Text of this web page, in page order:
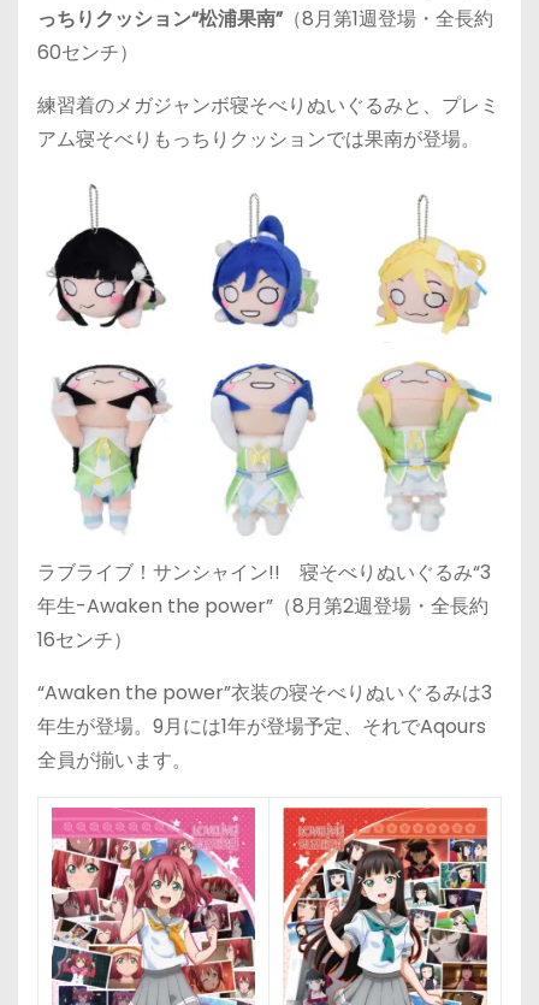
っちりクッション“松浦果南”（8月第1週登場・全長約
60センチ）
練習着のメガジャンボ寝そべりぬいぐるみと、プレミ
アム寝そべりもっちりクッションでは果南が登場。
ラブライブ！サンシャイン!! 寝そべりぬいぐるみ“3
年生-Awaken the power”（8月第2週登場・全長約
16センチ）
“Awaken the power”衣装の寝そべりぬいぐるみは3
年生が登場。9月には1年が登場予定、それでAqours
全員が揃います。